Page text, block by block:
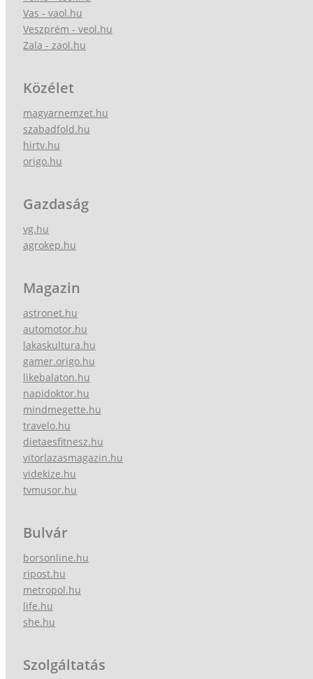
Vas - vaol.hu
Veszprém - veol.hu
Zala - zaol.hu
Közélet
magyarnemzet.hu
szabadfold.hu
hirtv.hu
origo.hu
Gazdaság
vg.hu
agrokep.hu
Magazin
astronet.hu
automotor.hu
lakaskultura.hu
gamer.origo.hu
likebalaton.hu
napidoktor.hu
mindmegette.hu
travelo.hu
dietaesfitnesz.hu
vitorlazasmagazin.hu
videkize.hu
tvmusor.hu
Bulvár
borsonline.hu
ripost.hu
metropol.hu
life.hu
she.hu
Szolgáltatás